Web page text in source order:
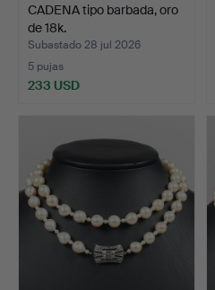
CADENA tipo barbada, oro
de 18k.
Subastado 28 jul 2026
5 pujas
233 USD